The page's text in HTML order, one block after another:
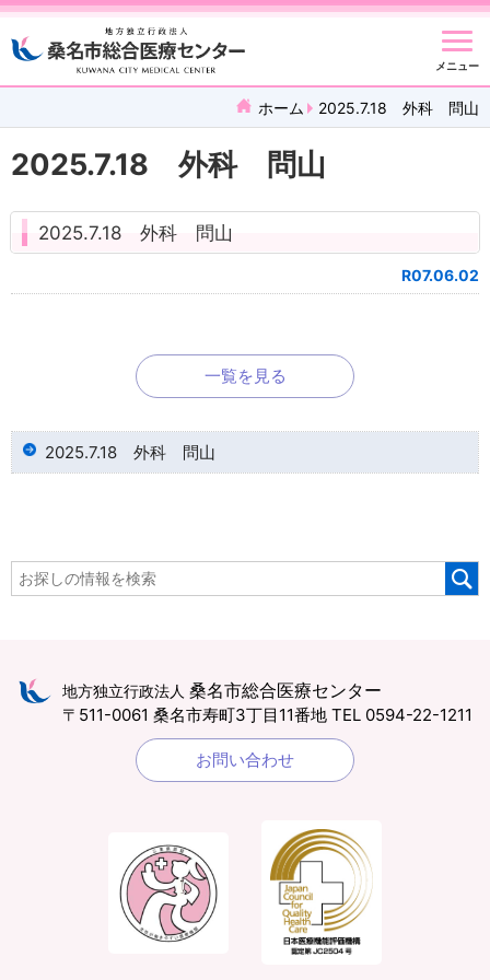
メニュー
ホーム 2025.7.18 外科 問山
2025.7.18 外科 問山
2025.7.18 外科 問山
R07.06.02
一覧を見る
2025.7.18 外科 問山
地方独立行政法人 桑名市総合医療センター
〒511-0061 桑名市寿町3丁目11番地 TEL 0594-22-1211
お問い合わせ